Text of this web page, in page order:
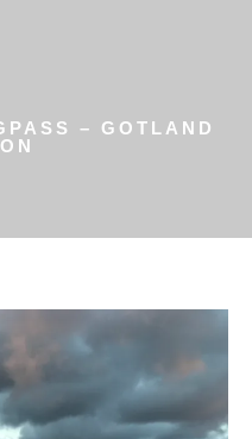
– GOTLAND